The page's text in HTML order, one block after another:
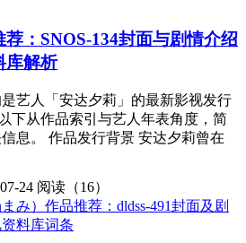
：SNOS-134封面与剧情介绍
库解析
艺人「安达夕莉」的最新影视发行
下从作品索引与艺人年表角度，简
息。 作品发行背景 安达夕莉曾在
24 阅读（16）